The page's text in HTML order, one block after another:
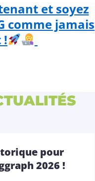
et soyez
comme jamais
!
pour
2026 !